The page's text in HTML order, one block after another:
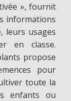
», fournit
informations
leurs usages
en classe.
propose
pour
toute la
enfants ou